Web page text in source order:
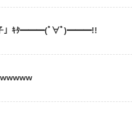
子」ｷﾀ━━━(ﾟ∀ﾟ)━━━!!